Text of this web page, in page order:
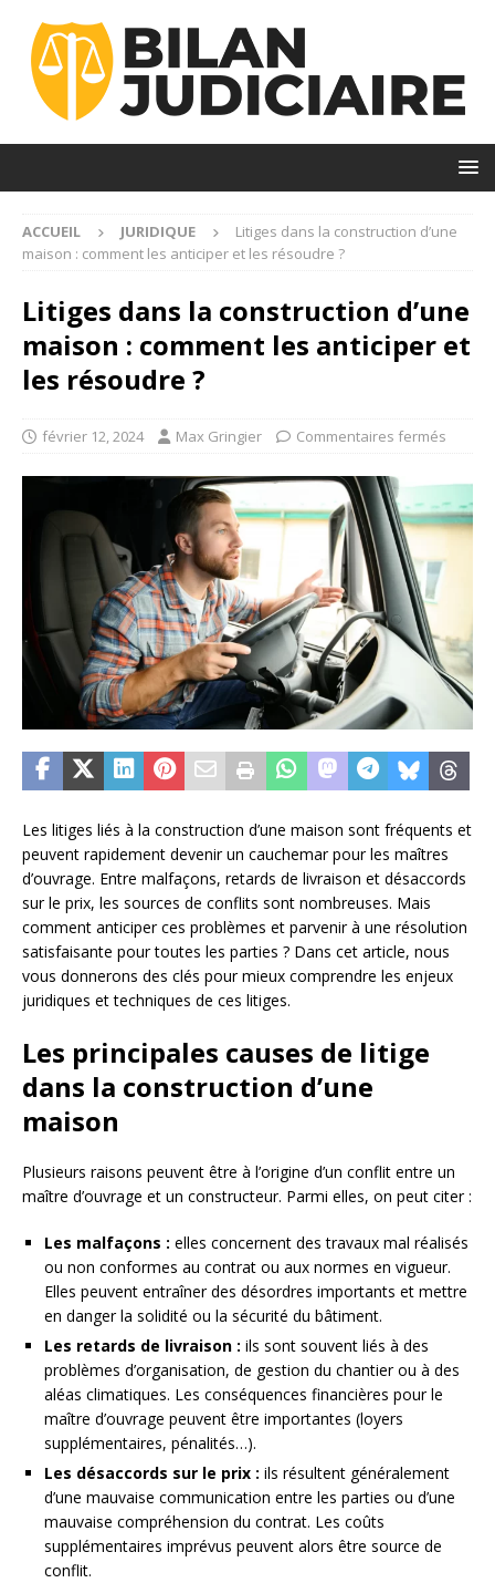
ACCUEIL JURIDIQUE
Litiges dans la construction d’une
maison : comment les anticiper et les résoudre ?
Litiges dans la construction d’une
maison : comment les anticiper et
les résoudre ?
février 12, 2024 Max Gringier Commentaires fermés
Les litiges liés à la construction d’une maison sont fréquents et
peuvent rapidement devenir un cauchemar pour les maîtres
d’ouvrage. Entre malfaçons, retards de livraison et désaccords
sur le prix, les sources de conflits sont nombreuses. Mais
comment anticiper ces problèmes et parvenir à une résolution
satisfaisante pour toutes les parties ? Dans cet article, nous
vous donnerons des clés pour mieux comprendre les enjeux
juridiques et techniques de ces litiges.
Les principales causes de litige
dans la construction d’une
maison
Plusieurs raisons peuvent être à l’origine d’un conflit entre un
maître d’ouvrage et un constructeur. Parmi elles, on peut citer :
Les malfaçons : elles concernent des travaux mal réalisés
ou non conformes au contrat ou aux normes en vigueur.
Elles peuvent entraîner des désordres importants et mettre
en danger la solidité ou la sécurité du bâtiment.
Les retards de livraison : ils sont souvent liés à des
problèmes d’organisation, de gestion du chantier ou à des
aléas climatiques. Les conséquences financières pour le
maître d’ouvrage peuvent être importantes (loyers
supplémentaires, pénalités…).
Les désaccords sur le prix : ils résultent généralement
d’une mauvaise communication entre les parties ou d’une
mauvaise compréhension du contrat. Les coûts
supplémentaires imprévus peuvent alors être source de
conflit.